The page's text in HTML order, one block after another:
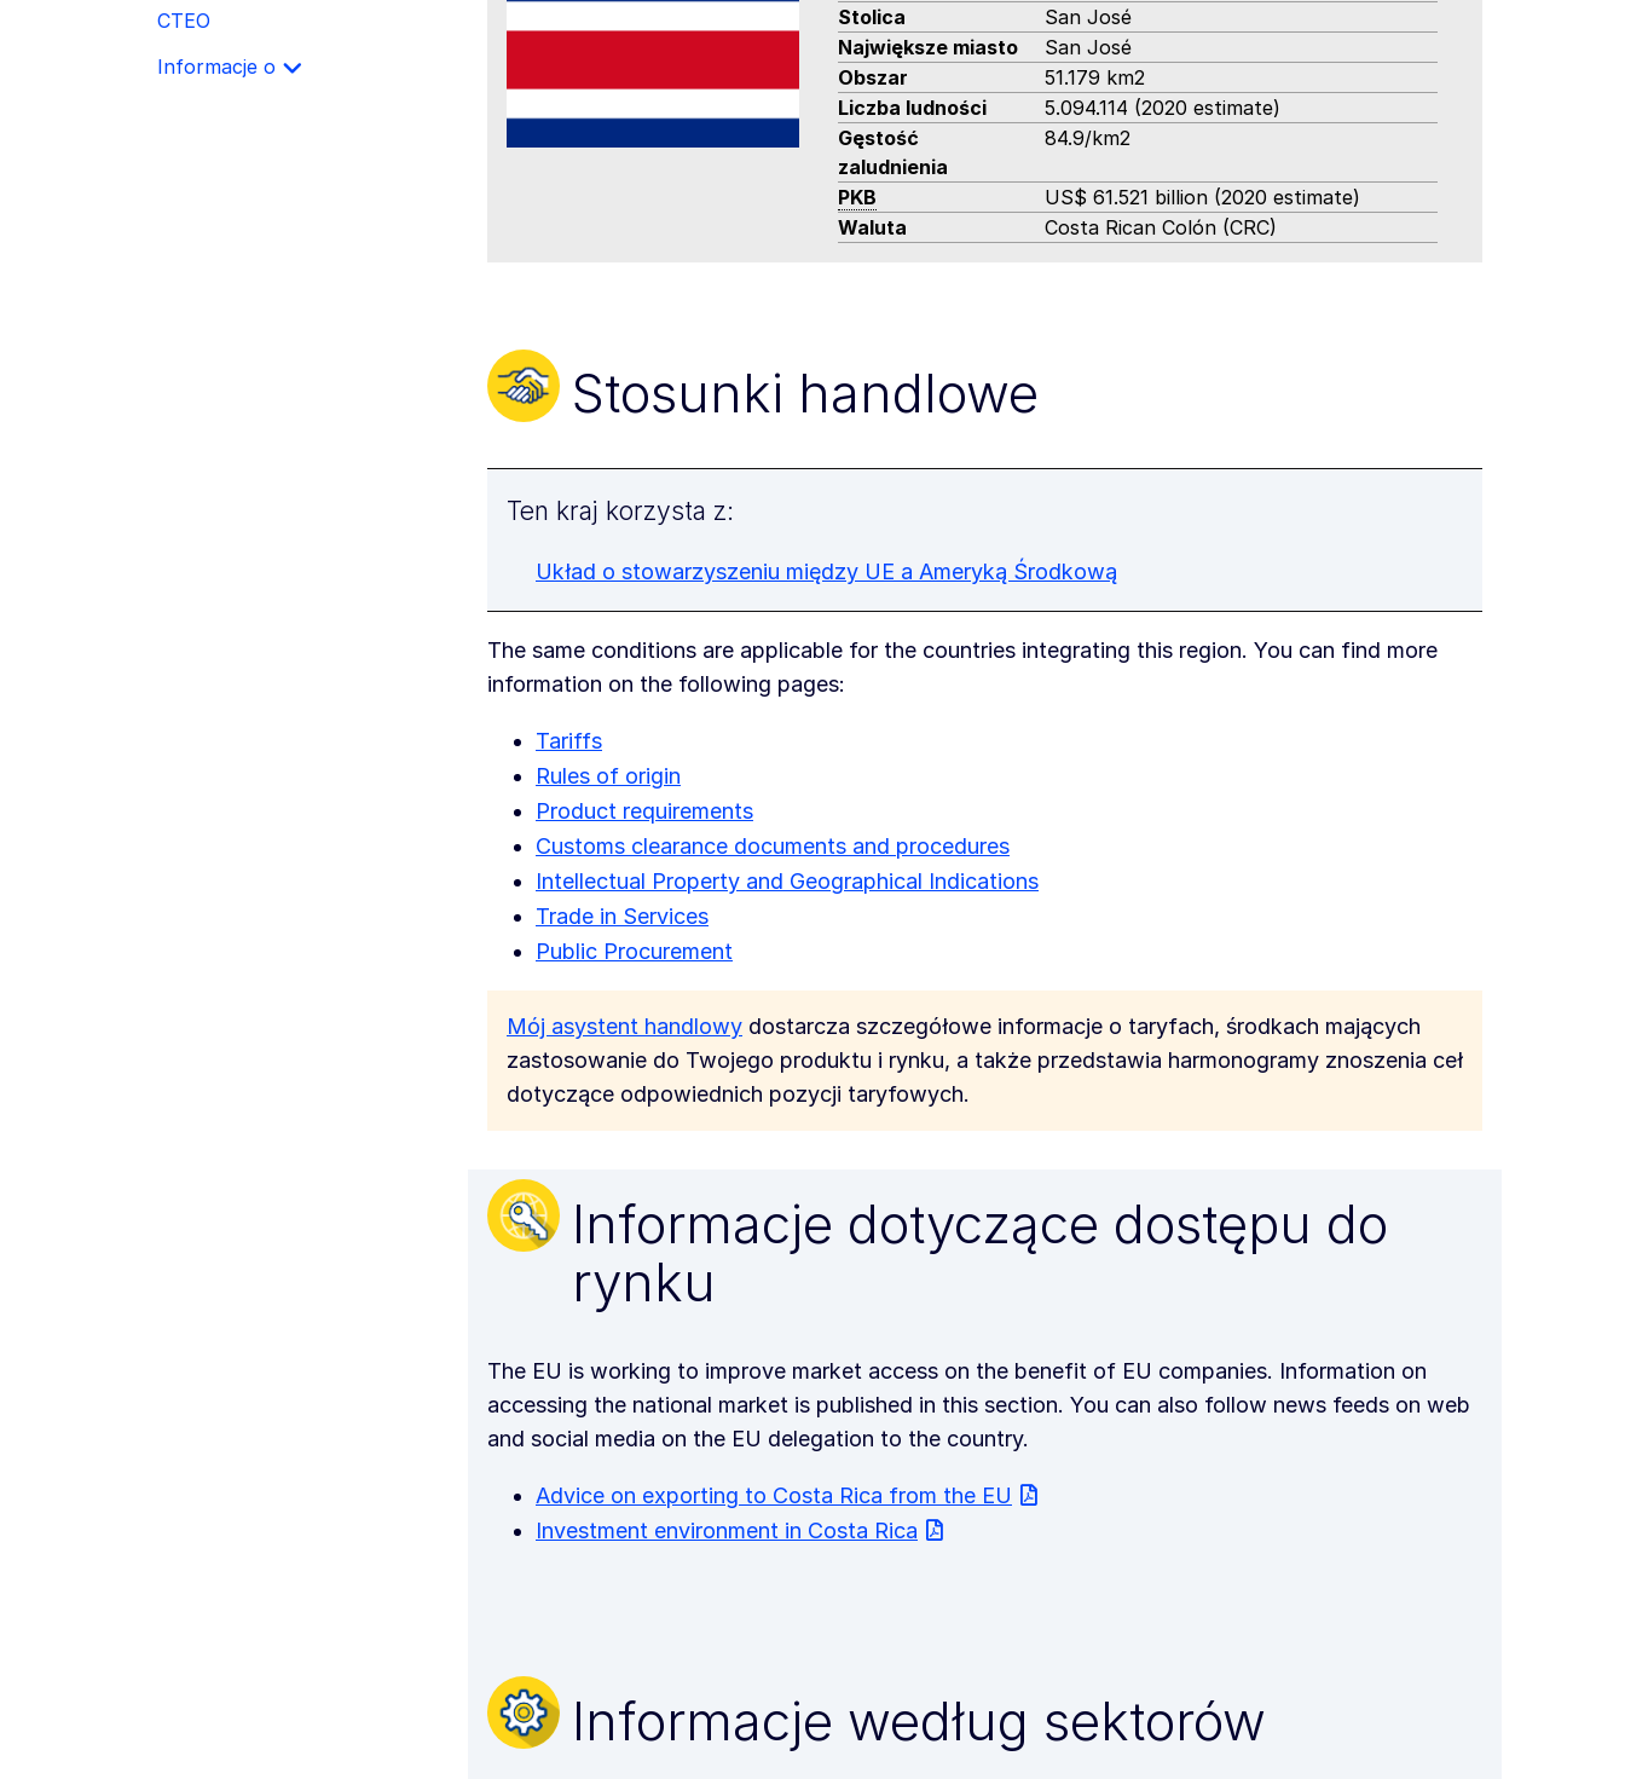
CTEO
Informacje o
Stolica
San José
Największe miasto
San José
Obszar
51.179 km2
Liczba ludności
5.094.114 (2020 estimate)
Gęstość
zaludnienia
84.9/km2
PKB
US$ 61.521 billion (2020 estimate)
Waluta
Costa Rican Colón (CRC)
Stosunki handlowe
Ten kraj korzysta z:
Układ o stowarzyszeniu między UE a Ameryką Środkową
The same conditions are applicable for the countries integrating this region. You can find more
information on the following pages:
Tariffs
Rules of origin
Product requirements
Customs clearance documents and procedures
Intellectual Property and Geographical Indications
Trade in Services
Public Procurement
Mój asystent handlowy dostarcza szczegółowe informacje o taryfach, środkach mających
zastosowanie do Twojego produktu i rynku, a także przedstawia harmonogramy znoszenia ceł
dotyczące odpowiednich pozycji taryfowych.
Informacje dotyczące dostępu do
rynku
The EU is working to improve market access on the benefit of EU companies. Information on
accessing the national market is published in this section. You can also follow news feeds on web
and social media on the EU delegation to the country.
Advice on exporting to Costa Rica from the EU
Investment environment in Costa Rica
Informacje według sektorów